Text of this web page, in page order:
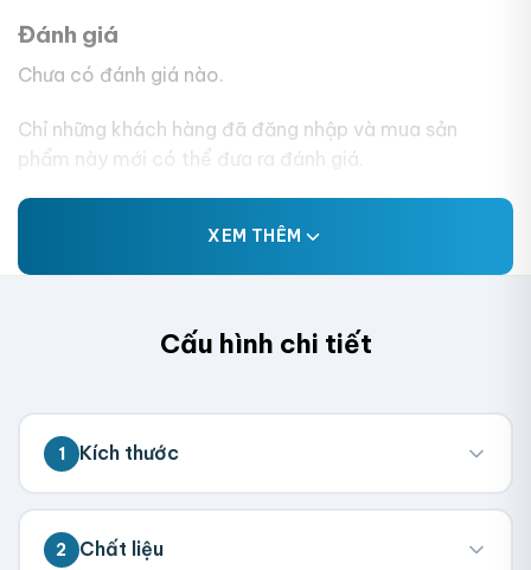
Đánh giá
Chưa có đánh giá nào.
Chỉ những khách hàng đã đăng nhập và mua sản
phẩm này mới có thể đưa ra đánh giá.
XEM THÊM
Cấu hình chi tiết
1 Kích thước
💡 Đo kích thước bên trong hộp (nơi chứa
2 Chất liệu